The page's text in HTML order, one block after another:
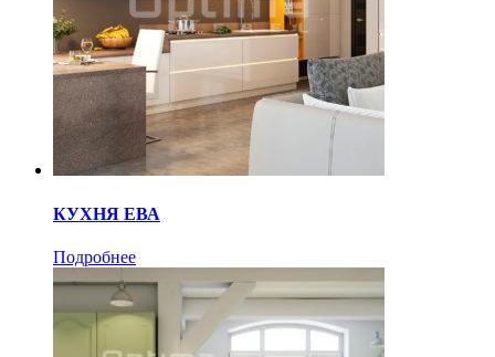
КУХНЯ ЕВА
Подробнее